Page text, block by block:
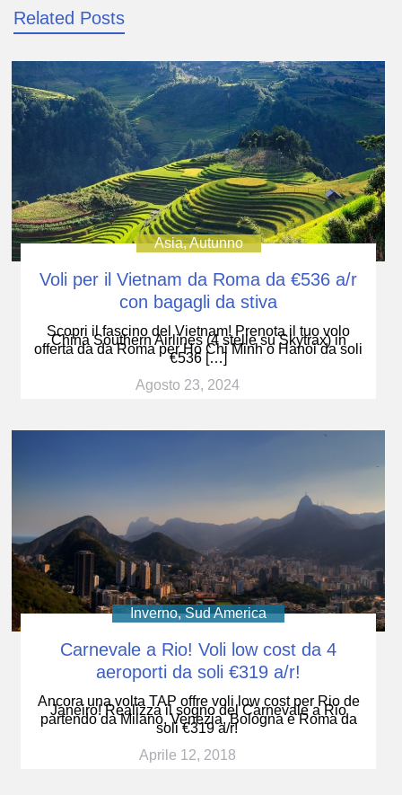
Related Posts
Asia,Autunno
Voli per il Vietnam da Roma da €536 a/r
con bagagli da stiva
Scopri il fascino del Vietnam! Prenota il tuo volo
China Southern Airlines (4 stelle su Skytrax) in
offerta da da Roma per Ho Chi Minh o Hanoi da soli
€536 […]
Agosto 23, 2024
Inverno,Sud America
Carnevale a Rio! Voli low cost da 4
aeroporti da soli €319 a/r!
Ancora una volta TAP offre voli low cost per Rio de
Janeiro! Realizza il sogno del Carnevale a Rio
partendo da Milano, Venezia, Bologna e Roma da
soli €319 a/r!
Aprile 12, 2018